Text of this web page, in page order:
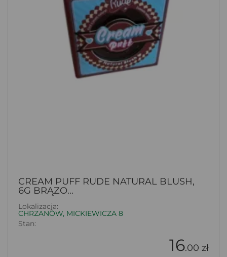
CREAM PUFF RUDE NATURAL BLUSH,
6G BRĄZO...
Lokalizacja:
CHRZANÓW, MICKIEWICZA 8
Stan:
16.00 zł